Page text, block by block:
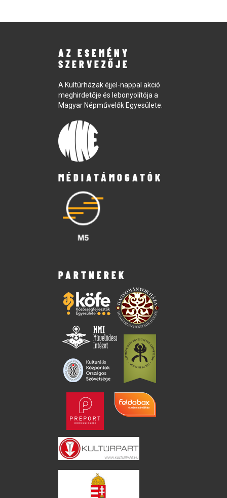
AZ ESEMÉNY
SZERVEZŐJE
A Kultúrházak éjjel-nappal akció
meghirdetője és lebonyolítója a
Magyar Népművelők Egyesülete.
MÉDIATÁMOGATÓK
PARTNEREK